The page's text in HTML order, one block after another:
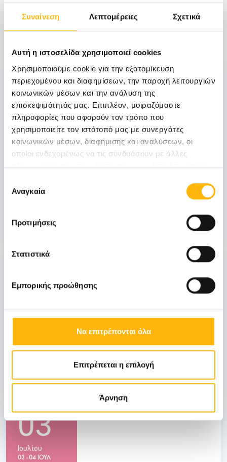
Συναίνεση Λεπτομέρειες Σχετικά
Αυτή η ιστοσελίδα χρησιμοποιεί cookies
Χρησιμοποιούμε cookie για την εξατομίκευση
περιεχομένου και διαφημίσεων, την παροχή λειτουργιών
κοινωνικών μέσων και την ανάλυση της
επισκεψιμότητάς μας. Επιπλέον, μοιραζόμαστε
πληροφορίες που αφορούν τον τρόπο που
χρησιμοποιείτε τον ιστότοπό μας με συνεργάτες
κοινωνικών μέσων, διαφήμισης και αναλύσεων, οι
οποίοι ενδεχομένως να τις συνδυάσουν με άλλες
πληροφορίες που τους έχετε παραχωρήσει ή τις οποίες
των υπηρεσιών τους.
συγκατάθεσης
Αναγκαία
Προτιμήσεις
Στατιστικά
Εμπορικής προώθησης
Να επιτρέπονται όλα
Επιτρέπεται η επιλογή
Άρνηση
Δείτε Επίσης
06
Νοεμβρίου
06 - 07 ΝΟΕ
ΓΕΝΙΚΗ ΚΛΙΝΙΚΗ
ΙΑΣΩ Γενική Κλινική: Επιστημονική
νεοπλασίες ουροποιητικού και μαστού:
Θεραπευτικά διλήμματα και νεότερα
Μάθετε Περισσότερα
31
ΓΕΝΙΚΗ ΚΛΙΝΙΚΗ
ΙΑΣΩ: Ημερίδα «Ενδιαφέροντα θέματα
Μάθετε Περισσότερα
03
Ιουλίου
03 - 04 ΙΟΥΛ